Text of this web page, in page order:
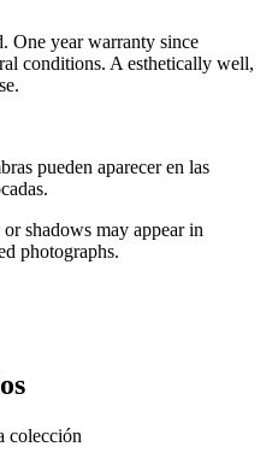
One year warranty since
conditions. A esthetically well,
pueden aparecer en las
shadows may appear in
photographs.
colección